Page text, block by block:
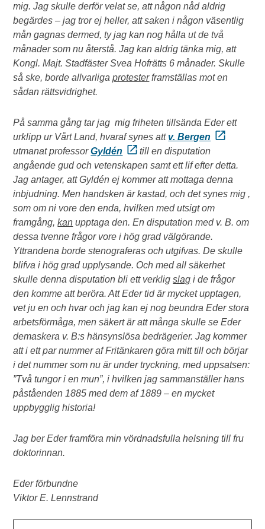
mig. Jag skulle derför velat se, att någon nåd aldrig
begärdes – jag tror ej heller, att saken i någon väsentlig
mån gagnas dermed, ty jag kan nog hålla ut de två
månader som nu återstå. Jag kan aldrig tänka mig, att
Kongl. Majt. Stadfäster Svea Hofrätts 6 månader. Skulle
så ske, borde allvarligaprotesterframställas mot en
sådan rättsvidrighet.
På samma gång tar jag mig friheten tillsända Eder ett
urklipp ur Vårt Land, hvaraf synes att v. Bergen
utmanat professorGyldén
till en disputation
angående gud och vetenskapen samt ett lif efter detta.
Jag antager, att Gyldén ej kommer att mottaga denna
inbjudning. Men handsken är kastad, och det synes mig ,
som om ni vore den enda, hvilken med utsigt om
framgång,kan upptaga den. En disputation med v. B. om
dessa tvenne frågor vore i hög grad välgörande.
Yttrandena borde stenograferas och utgifvas. De skulle
blifva i hög grad upplysande. Och med all säkerhet
skulle denna disputation bli ett verkligslag i de frågor
den komme att beröra. Att Eder tid är mycket upptagen,
vet ju en och hvar och jag kan ej nog beundra Eder stora
arbetsförmåga, men säkert är att många skulle se Eder
demaskera v. B:s hänsynslösa bedrägerier. Jag kommer
att i ett par nummer af Fritänkaren göra mitt till och börjar
i det nummer som nu är under tryckning, med uppsatsen:
”Två tungor i en mun”, i hvilken jag sammanställer hans
påståenden 1885 med dem af 1889 – en mycket
uppbygglig historia!
Jag ber Eder framföra min vördnadsfulla helsning till fru
doktorinnan.
Eder förbundne
Viktor E. Lennstrand